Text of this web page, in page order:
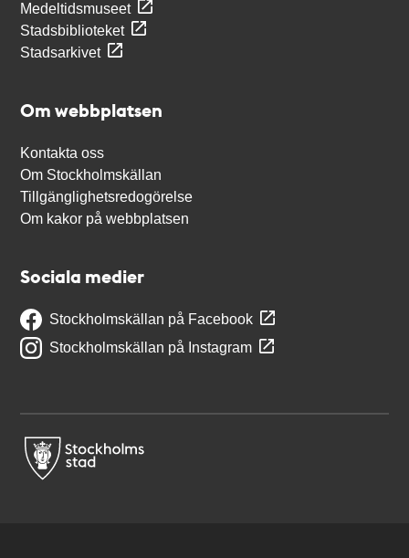
Medeltidsmuseet
Stadsbiblioteket
Stadsarkivet
Om webbplatsen
Kontakta oss
Om Stockholmskällan
Tillgänglighetsredogörelse
Om kakor på webbplatsen
Sociala medier
Stockholmskällan på Facebook
Stockholmskällan på Instagram